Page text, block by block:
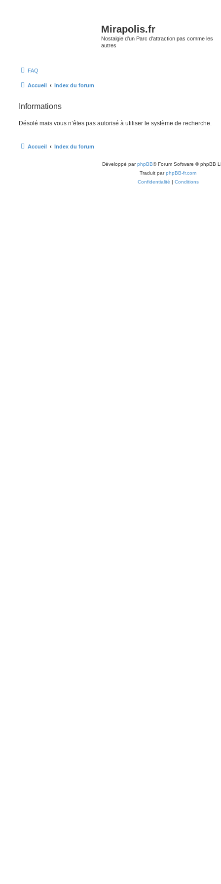
Mirapolis.fr
Nostalgie d'un Parc d'attraction pas comme les
autres
FAQ
Accueil Index du forum
Informations
Désolé mais vous n’êtes pas autorisé à utiliser le système de recherche.
Accueil Index du forum
Développé parphpBB® Forum Software © phpBB
Traduit parphpBB-fr.com
Confidentialité | Conditions